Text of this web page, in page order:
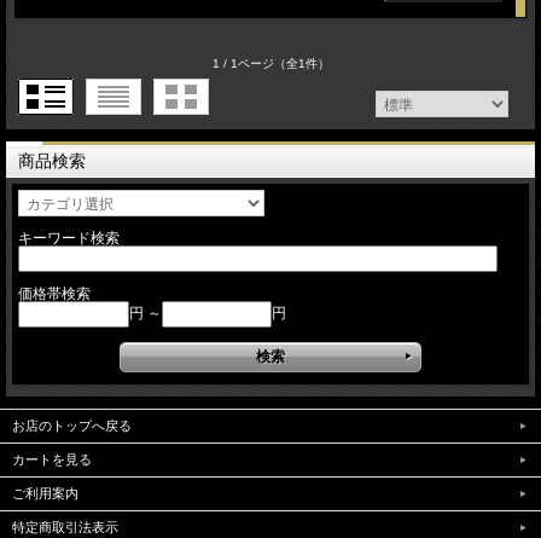
1 / 1ページ（全1件）
商品検索
キーワード検索
価格帯検索
円 ～
円
お店のトップへ戻る
カートを見る
ご利用案内
特定商取引法表示